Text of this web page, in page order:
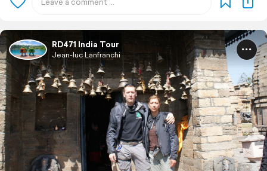
RD471 India Tour
Jean-luc Lanfranchi